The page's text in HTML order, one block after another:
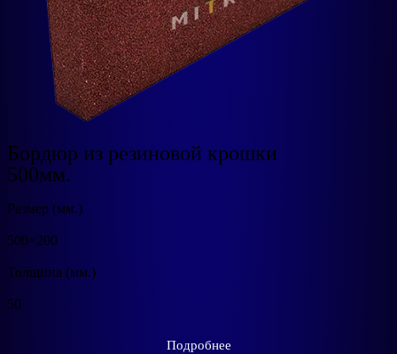
Бордюр из резиновой крошки
500мм.
Размер (мм.)
500×200
Толщина (мм.)
50
Подробнее